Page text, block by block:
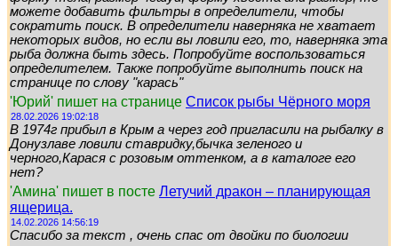
можете добавить фильтры в определители, чтобы
сократить поиск. В определители наверняка не хватает
некоторых видов, но если вы ловили его, то, наверняка эта
рыба должна быть здесь. Попробуйте воспользоваться
определителем. Также попробуйте выполнить поиск на
странице по слову "карась"
'Юрий' пишет на странице Список рыбы Чёрного моря
28.02.2026 19:02:18
В 1974г прибыл в Крым а через год пригласили на рыбалку в
Донузлаве ловили ставридку,бычка зеленого и
черного,Карася с розовым оттенком, а в каталоге его
нет?
'Амина' пишет в посте Летучий дракон – планирующая
ящерица.
14.02.2026 14:56:19
Спасибо за текст , очень спас от двойки по биологии